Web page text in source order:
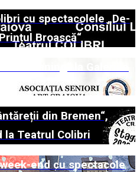
cu spectacolele „De-
Broască“
din Bremen“,
la Teatrul Colibri
end cu spectacole